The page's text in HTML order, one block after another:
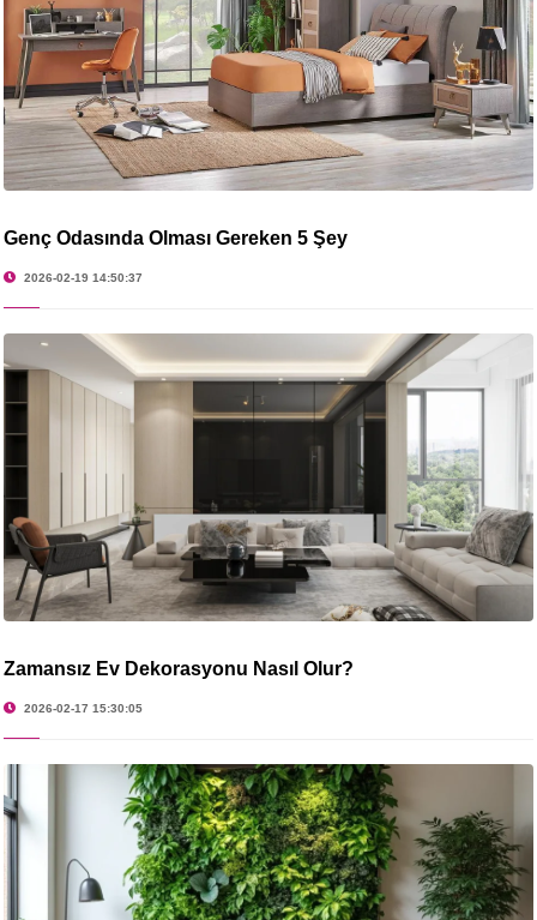
Genç Odasında Olması Gereken 5 Şey
2026-02-19 14:50:37
Zamansız Ev Dekorasyonu Nasıl Olur?
2026-02-17 15:30:05